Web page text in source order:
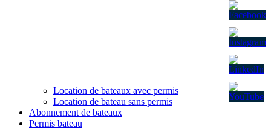
Location de bateaux avec permis
Location de bateau sans permis
Abonnement de bateaux
Permis bateau